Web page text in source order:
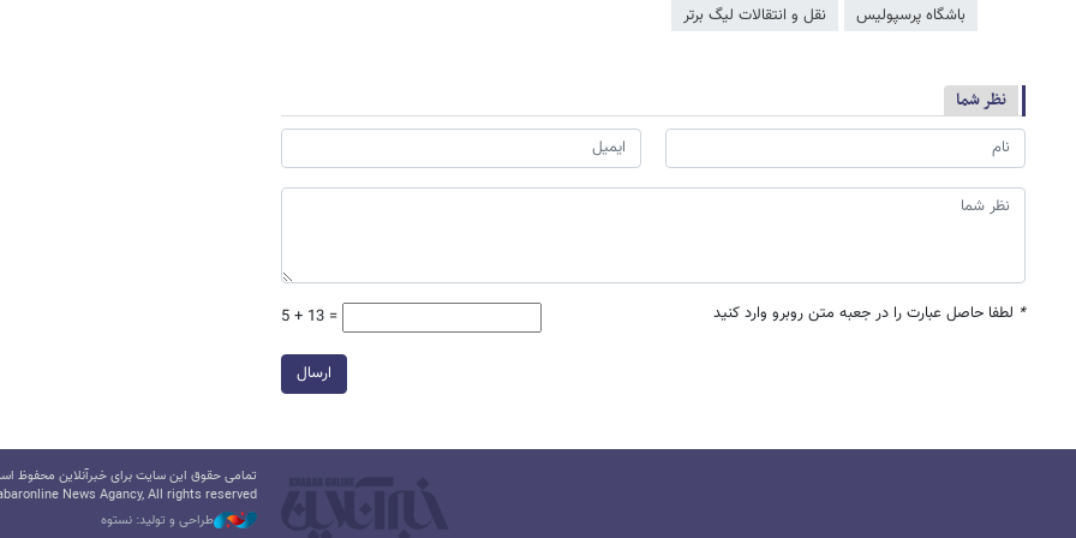
باشگاه پرسپولیس نقل و انتقالات لیگ برتر
نظر شما
* لطفا حاصل عبارت را در جعبه متن روبرو وارد کنید 5 + 13 =
ارسال
تمامی حقوق این سایت برای خبرآنلاین محفوظ
News Agancy, All rights reserved
طراحی و تولید: نستوه